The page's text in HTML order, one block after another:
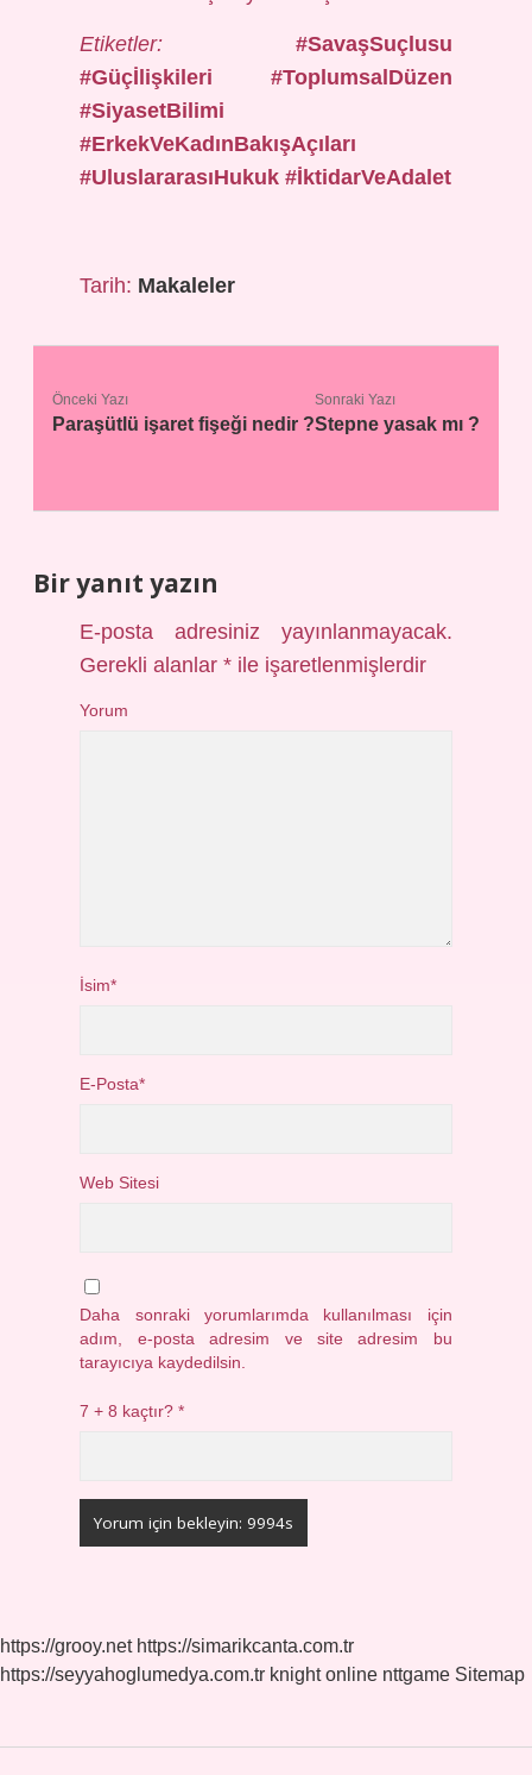
Etiketler:
#SavaşSuçlusu
#Güçİlişkileri #ToplumsalDüzen
#SiyasetBilimi
#ErkekVeKadınBakışAçıları
#UluslararasıHukuk #İktidarVeAdalet
Tarih: Makaleler
Önceki Yazı
Paraşütlü işaret fişeği nedir ?
Sonraki Yazı
Stepne yasak mı ?
Bir yanıt yazın
E-posta adresiniz yayınlanmayacak.
Gerekli alanlar* ile işaretlenmişlerdir
Yorum
İsim*
E-Posta*
Web Sitesi
Daha sonraki yorumlarımda kullanılması için
adım, e-posta adresim ve site adresim bu
tarayıcıya kaydedilsin.
7 + 8 kaçtır?*
https://grooy.net https://simarikcanta.com.tr
https://seyyahoglumedya.com.tr knight online nttgame Sitemap